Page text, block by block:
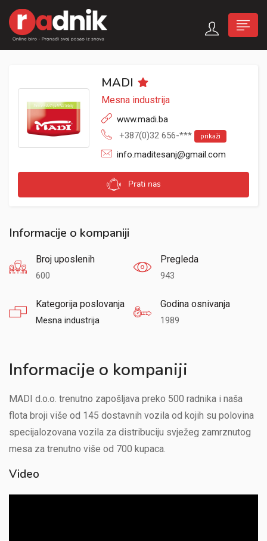
MADI
Mesna industrija
www.madi.ba
+387(0)32 656-***
prikaži
info.maditesanj@gmail.com
Prati nas
Informacije o kompaniji
Broj uposlenih
600
Pregleda
943
Kategorija poslovanja
Mesna industrija
Godina osnivanja
1989
Informacije o kompaniji
MADI d.o.o. trenutno zapošljava preko 500 radnika i naša
flota broji više od 145 dostavnih vozila od kojih su polovina
specijalozovana vozila za distribuciju svježeg zamrznutog
mesa za trenutno više od 700 kupaca.
Video